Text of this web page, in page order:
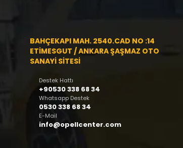
BAHÇEKAPI MAH. 2540.CAD NO :14
ETİMESGUT / ANKARA ŞAŞMAZ OTO
SANAYİ SİTESİ
Destek Hattı
+90530 338 68 34
Whatsapp Destek
0530 338 68 34
E-Mail
info@opellcenter.com